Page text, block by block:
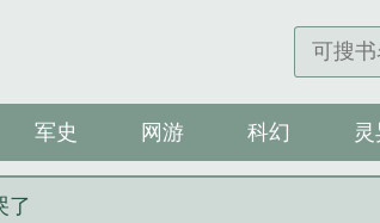
军史 网游 科幻
了